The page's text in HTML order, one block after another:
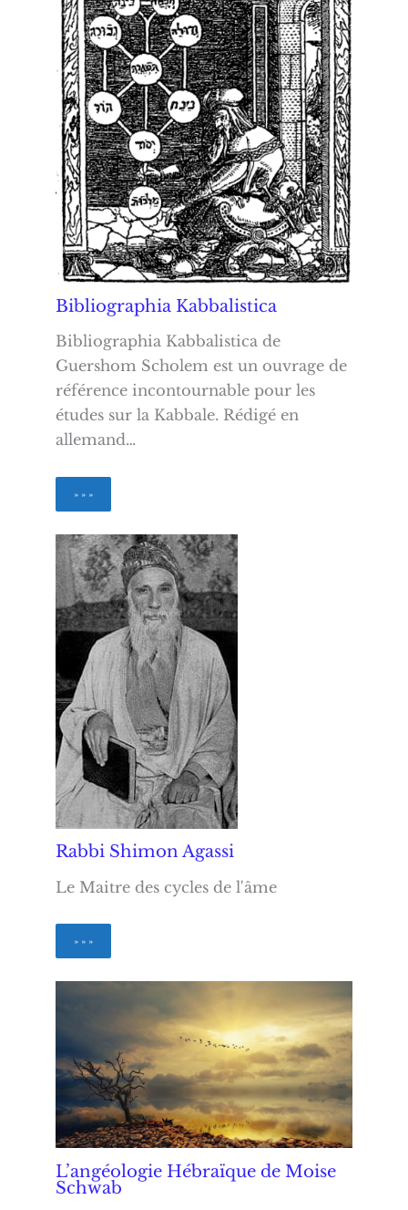
Bibliographia Kabbalistica
Bibliographia Kabbalistica de
Guershom Scholem est un ouvrage de
référence incontournable pour les
études sur la Kabbale. Rédigé en
allemand…
» » »
Rabbi Shimon Agassi
Le Maitre des cycles de l'âme
» » »
L’angéologie Hébraïque de Moise
Schwab